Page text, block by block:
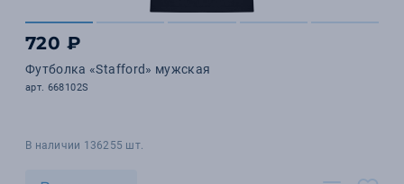
720 ₽
Футболка «Stafford» мужская
арт. 668102S
В наличии 136255 шт.